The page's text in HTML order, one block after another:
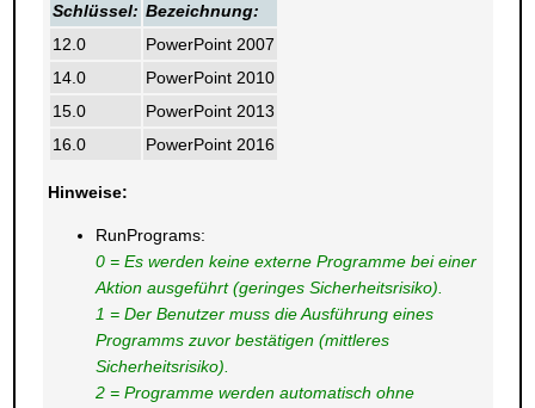
Schlüssel: Bezeichnung:
12.0
PowerPoint 2007
14.0
PowerPoint 2010
15.0
PowerPoint 2013
16.0
PowerPoint 2016
Hinweise:
RunPrograms:
0 = Es werden keine externe Programme bei einer
Aktion ausgeführt (geringes Sicherheitsrisiko).
1 = Der Benutzer muss die Ausführung eines
Programms zuvor bestätigen (mittleres
Sicherheitsrisiko).
2 = Programme werden automatisch ohne